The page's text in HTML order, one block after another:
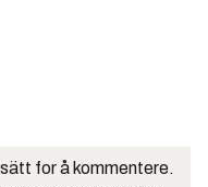
for å kommentere.